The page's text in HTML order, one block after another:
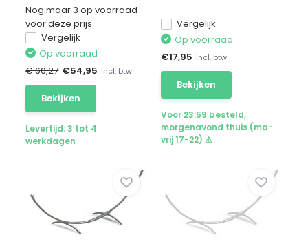
Nog maar 3 op voorraad
voor deze prijs
Vergelijk
Op voorraad
€ 60,27 €54,95 Incl. btw
Bekijken
Levertijd: 3 tot 4
werkdagen
Vergelijk
Op voorraad
€17,95 Incl. btw
Bekijken
Voor 23:59 besteld,
morgenavond thuis (ma-
vrij 17-22) ⚠